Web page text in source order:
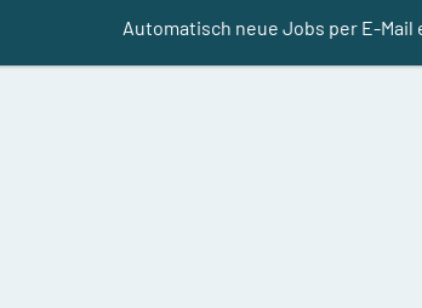
Automatisch neue Jobs per E-Mail